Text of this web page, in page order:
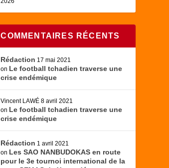
COMMENTAIRES RÉCENTS
Rédaction 17 mai 2021
on Le football tchadien traverse une
crise endémique
Vincent LAWÉ 8 avril 2021
on Le football tchadien traverse une
crise endémique
Rédaction 1 avril 2021
on Les SAO NANBUDOKAS en route
pour le 3e tournoi international de la